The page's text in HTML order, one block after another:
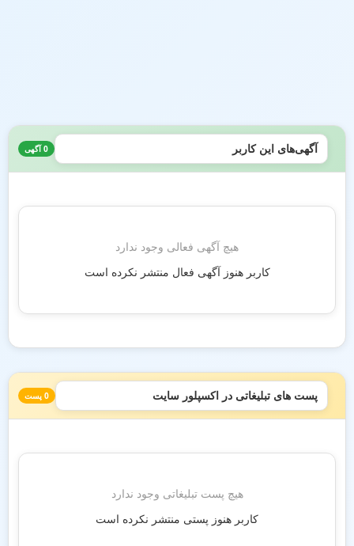
آگهی‌های این کاربر 0 آگهی
هیچ آگهی فعالی وجود ندارد
کاربر هنوز آگهی فعال منتشر نکرده است
پست های تبلیغاتی در اکسپلور سایت 0 پست
هیچ پست تبلیغاتی وجود ندارد
کاربر هنوز پستی منتشر نکرده است